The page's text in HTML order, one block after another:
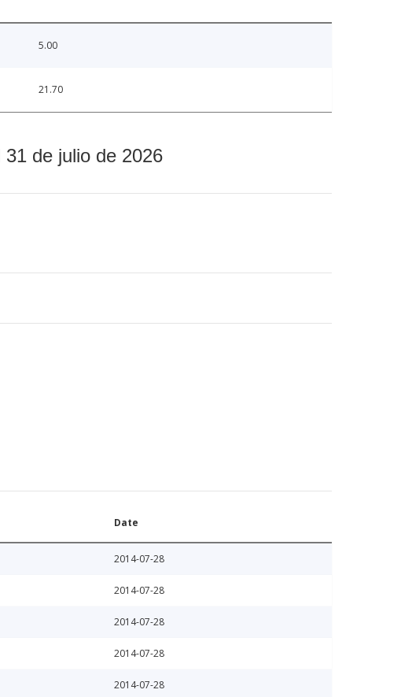
5.00
21.70
de julio de 2026
Date
2014-07-28
2014-07-28
2014-07-28
2014-07-28
2014-07-28